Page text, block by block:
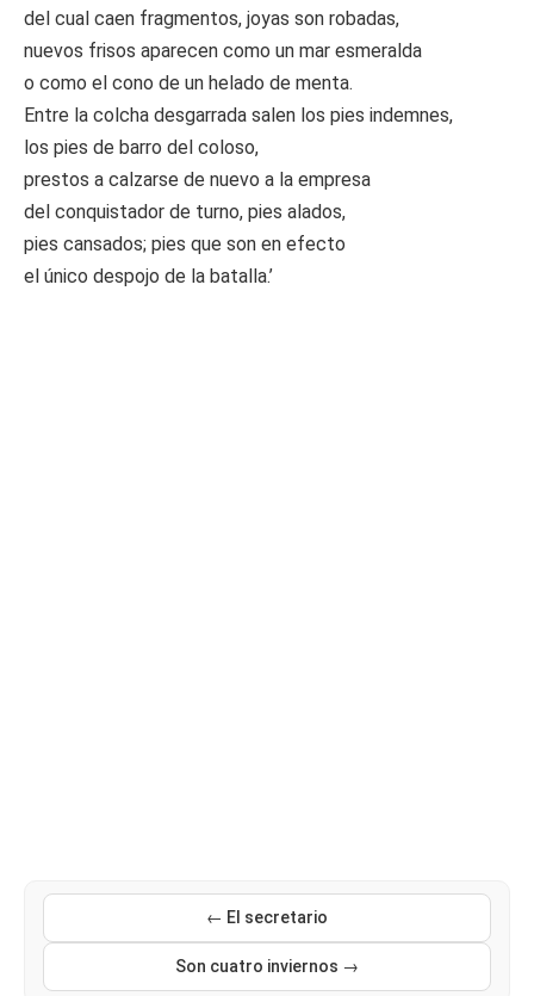
del cual caen fragmentos, joyas son robadas,
nuevos frisos aparecen como un mar esmeralda
o como el cono de un helado de menta.
Entre la colcha desgarrada salen los pies indemnes,
los pies de barro del coloso,
prestos a calzarse de nuevo a la empresa
del conquistador de turno, pies alados,
pies cansados; pies que son en efecto
el único despojo de la batalla.’
← El secretario
Son cuatro inviernos →